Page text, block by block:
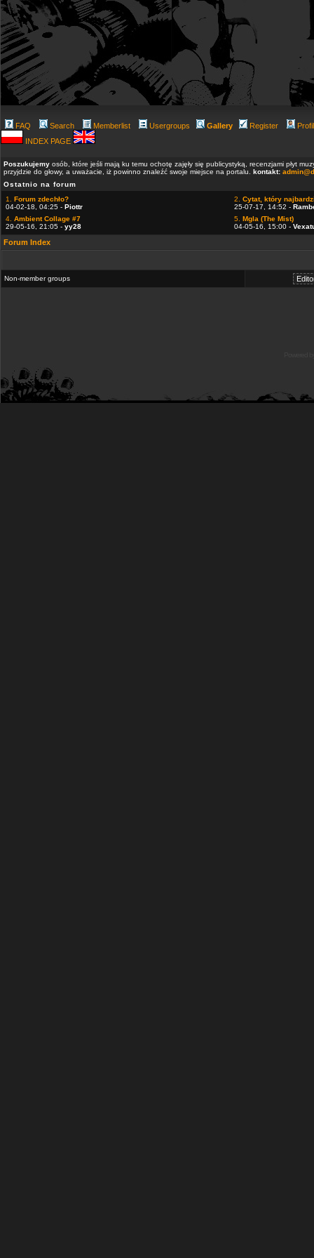
FAQ Search Memberlist Usergroups Gallery Register
INDEX PAGE
Poszukujemy osób, które jeśli mają ku temu ochotę zajęły się publicystyką, recenzjami płyt
przyjdzie do głowy, a uważacie, iż powinno znaleźć swoje miejsce na portalu. kontakt:
Ostatnio na forum
1. Forum zdechło?
04-02-18, 04:25 - Piottr
2. Cytat, który
25-07-17, 14:52 -
4. Ambient Collage #7
29-05-16, 21:05 - yy28
5. Mgla (The Mist)
04-05-16, 15:00 -
Forum Index
Non-member groups